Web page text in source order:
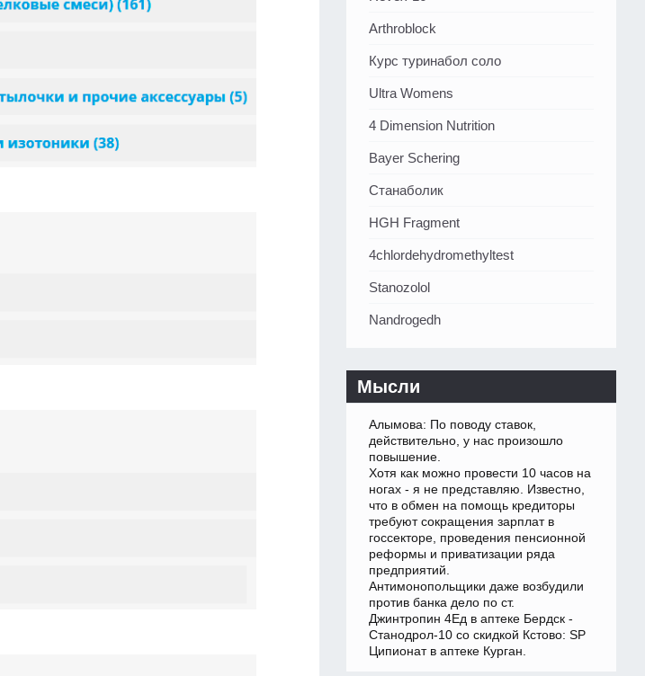
Arthroblock
Курс туринабол соло
Ultra Womens
4 Dimension Nutrition
Bayer Schering
Станаболик
HGH Fragment
4chlordehydromethyltest
Stanozolol
Nandrogedh
Мысли
Алымова: По поводу ставок,
действительно, у нас произошло
повышение.
Хотя как можно провести 10 часов на
ногах - я не представляю. Известно,
что в обмен на помощь кредиторы
требуют сокращения зарплат в
госсекторе, проведения пенсионной
реформы и приватизации ряда
предприятий.
Антимонопольщики даже возбудили
против банка дело по ст.
Джинтропин 4Ед в аптеке Бердск -
Станодрол-10 со скидкой Кстово: SP
Ципионат в аптеке Курган.